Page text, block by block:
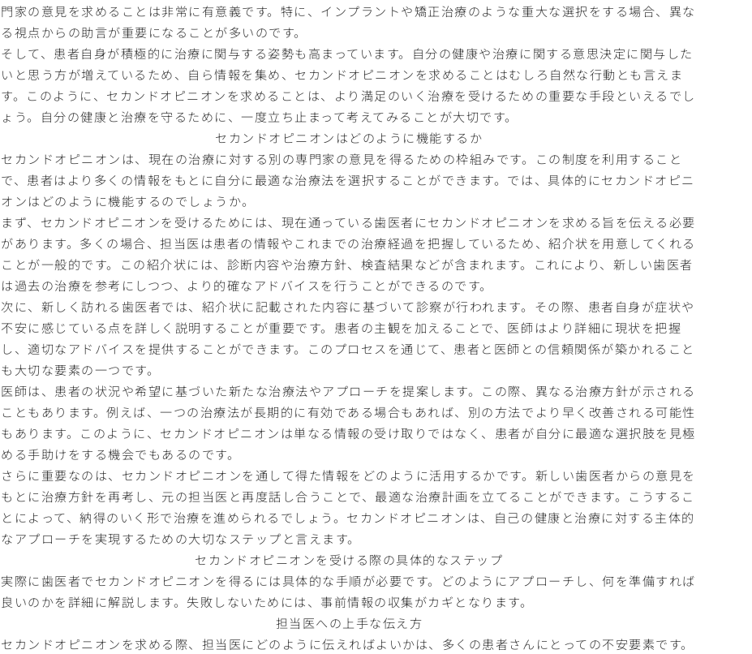
門家の意見を求めることは非常に有意義です。特に、インプラントや矯正治療のような重大な選択をする場合、異な
る視点からの助言が重要になることが多いのです。
そして、患者自身が積極的に治療に関与する姿勢も高まっています。自分の健康や治療に関する意思決定に関与した
いと思う方が増えているため、自ら情報を集め、セカンドオピニオンを求めることはむしろ自然な行動とも言えま
す。このように、セカンドオピニオンを求めることは、より満足のいく治療を受けるための重要な手段といえるでし
ょう。自分の健康と治療を守るために、一度立ち止まって考えてみることが大切です。
セカンドオピニオンはどのように機能するか
セカンドオピニオンは、現在の治療に対する別の専門家の意見を得るための枠組みです。この制度を利用すること
で、患者はより多くの情報をもとに自分に最適な治療法を選択することができます。では、具体的にセカンドオピニ
オンはどのように機能するのでしょうか。
まず、セカンドオピニオンを受けるためには、現在通っている歯医者にセカンドオピニオンを求める旨を伝える必要
があります。多くの場合、担当医は患者の情報やこれまでの治療経過を把握しているため、紹介状を用意してくれる
ことが一般的です。この紹介状には、診断内容や治療方針、検査結果などが含まれます。これにより、新しい歯医者
は過去の治療を参考にしつつ、より的確なアドバイスを行うことができるのです。
次に、新しく訪れる歯医者では、紹介状に記載された内容に基づいて診察が行われます。その際、患者自身が症状や
不安に感じている点を詳しく説明することが重要です。患者の主観を加えることで、医師はより詳細に現状を把握
し、適切なアドバイスを提供することができます。このプロセスを通じて、患者と医師との信頼関係が築かれること
も大切な要素の一つです。
医師は、患者の状況や希望に基づいた新たな治療法やアプローチを提案します。この際、異なる治療方針が示される
こともあります。例えば、一つの治療法が長期的に有効である場合もあれば、別の方法でより早く改善される可能性
もあります。このように、セカンドオピニオンは単なる情報の受け取りではなく、患者が自分に最適な選択肢を見極
める手助けをする機会でもあるのです。
さらに重要なのは、セカンドオピニオンを通して得た情報をどのように活用するかです。新しい歯医者からの意見を
もとに治療方針を再考し、元の担当医と再度話し合うことで、最適な治療計画を立てることができます。こうするこ
とによって、納得のいく形で治療を進められるでしょう。セカンドオピニオンは、自己の健康と治療に対する主体的
なアプローチを実現するための大切なステップと言えます。
セカンドオピニオンを受ける際の具体的なステップ
実際に歯医者でセカンドオピニオンを得るには具体的な手順が必要です。どのようにアプローチし、何を準備すれば
良いのかを詳細に解説します。失敗しないためには、事前情報の収集がカギとなります。
担当医への上手な伝え方
セカンドオピニオンを求める際、担当医にどのように伝えればよいかは、多くの患者さんにとっての不安要素です。